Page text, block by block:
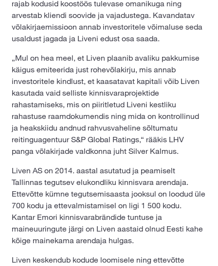
rajab kodusid koostöös tulevase omanikuga ning
arvestab kliendi soovide ja vajadustega. Kavandatav
võlakirjaemissioon annab investoritele võimaluse seda
usaldust jagada ja Liveni edust osa saada.
„Mul on hea meel, et Liven plaanib avaliku pakkumise
käigus emiteerida just rohevõlakirju, mis annab
investoritele kindlust, et kaasatavat kapitali võib Liven
kasutada vaid selliste kinnisvaraprojektide
rahastamiseks, mis on piiritletud Liveni kestliku
rahastuse raamdokumendis ning mida on kontrollinud
ja heakskiidu andnud rahvusvaheline sõltumatu
reitinguagentuur S&P Global Ratings,“ rääkis LHV
panga võlakirjade valdkonna juht Silver Kalmus.
Liven AS on 2014. aastal asutatud ja peamiselt
Tallinnas tegutsev elukondliku kinnisvara arendaja.
Ettevõtte kümne tegutsemisaasta jooksul on loodud üle
700 kodu ja ettevalmistamisel on ligi 1 500 kodu.
Kantar Emori kinnisvarabrändide tuntuse ja
maineuuringute järgi on Liven aastaid olnud Eesti kahe
kõige mainekama arendaja hulgas.
Liven keskendub kodude loomisele ning ettevõtte